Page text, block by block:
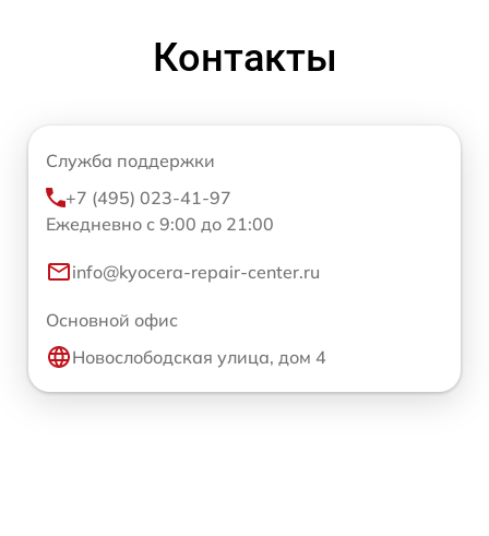
Контакты
Служба поддержки
+7 (495) 023-41-97
Ежедневно с 9:00 до 21:00
info@kyocera-repair-center.ru
Основной офис
Новослободская улица, дом 4